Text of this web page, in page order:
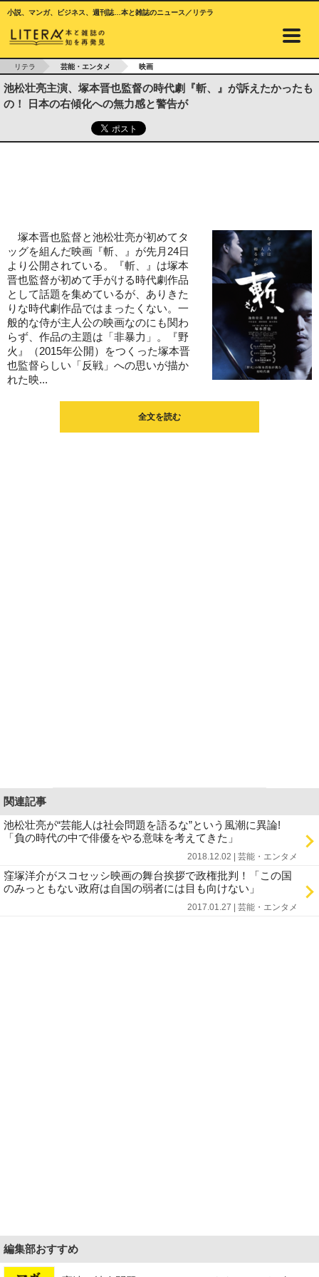
小説、マンガ、ビジネス、週刊誌…本と雑誌のニュース／リテラ
リテラ 芸能・エンタメ 映画
池松壮亮主演、塚本晋也監督の時代劇『斬、』が訴えたかったも
の！ 日本の右傾化への無力感と警告が
塚本晋也監督と池松壮亮が初めてタ
ッグを組んだ映画『斬、』が先月24日
より公開されている。『斬、』は塚本
晋也監督が初めて手がける時代劇作品
として話題を集めているが、ありきた
りな時代劇作品ではまったくない。一
般的な侍が主人公の映画なのにも関わ
らず、作品の主題は「非暴力」。『野
火』（2015年公開）をつくった塚本晋
也監督らしい「反戦」への思いが描か
れた映...
全文を読む
関連記事
池松壮亮が“芸能人は社会問題を語るな”という風潮に異論!
「負の時代の中で俳優をやる意味を考えてきた」
2018.12.02 | 芸能・エンタメ
窪塚洋介がスコセッシ映画の舞台挨拶で政権批判！「この国
のみっともない政府は自国の弱者には目も向けない」
2017.01.27 | 芸能・エンタメ
編集部おすすめ